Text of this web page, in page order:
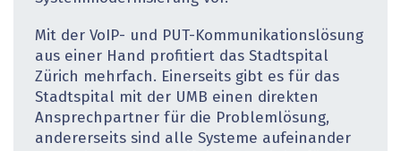
Mit der VoIP- und PUT-Kommunikationslösung
aus einer Hand profitiert das Stadtspital
Zürich mehrfach. Einerseits gibt es für das
Stadtspital mit der UMB einen direkten
Ansprechpartner für die Problemlösung,
andererseits sind alle Systeme aufeinander